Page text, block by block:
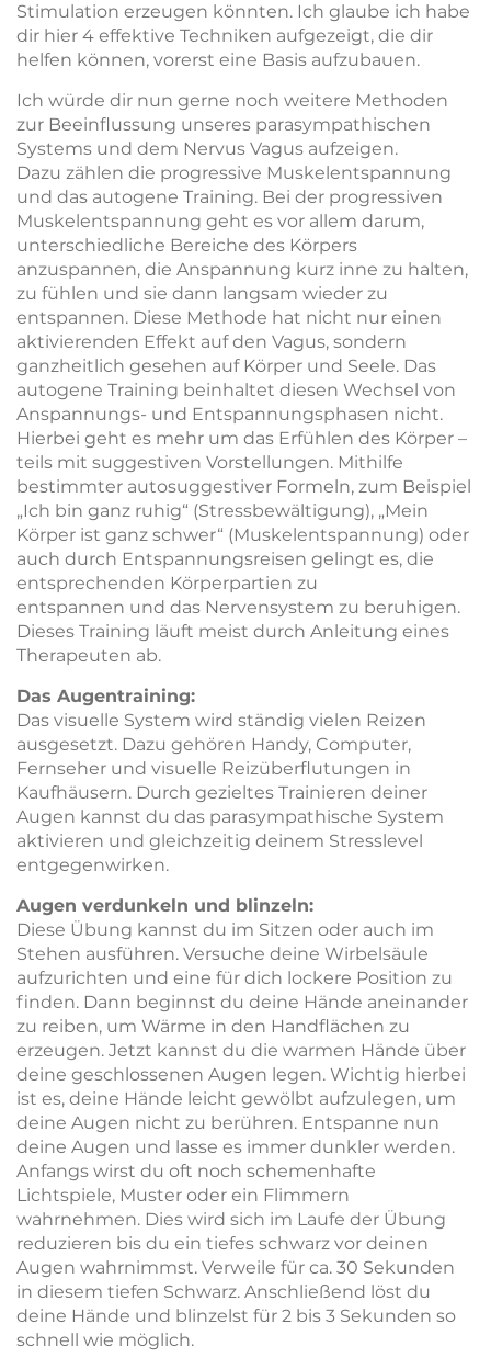
Stimulation erzeugen könnten. Ich glaube ich habe
dir hier 4 effektive Techniken aufgezeigt, die dir
helfen können, vorerst eine Basis aufzubauen.
Ich würde dir nun gerne noch weitere Methoden
zur Beeinflussung unseres parasympathischen
Systems und dem Nervus Vagus aufzeigen.
Dazu zählen die progressive Muskelentspannung
und das autogene Training. Bei der progressiven
Muskelentspannung geht es vor allem darum,
unterschiedliche Bereiche des Körpers
anzuspannen, die Anspannung kurz inne zu halten,
zu fühlen und sie dann langsam wieder zu
entspannen. Diese Methode hat nicht nur einen
aktivierenden Effekt auf den Vagus, sondern
ganzheitlich gesehen auf Körper und Seele. Das
autogene Training beinhaltet diesen Wechsel von
Anspannungs- und Entspannungsphasen nicht.
Hierbei geht es mehr um das Erfühlen des Körper –
teils mit suggestiven Vorstellungen. Mithilfe
bestimmter autosuggestiver Formeln, zum Beispiel
„Ich bin ganz ruhig“ (Stressbewältigung), „Mein
Körper ist ganz schwer“ (Muskelentspannung) oder
auch durch Entspannungsreisen gelingt es, die
entsprechenden Körperpartien zu
entspannen und das Nervensystem zu beruhigen.
Dieses Training läuft meist durch Anleitung eines
Therapeuten ab.
Das Augentraining:
Das visuelle System wird ständig vielen Reizen
ausgesetzt. Dazu gehören Handy, Computer,
Fernseher und visuelle Reizüberflutungen in
Kaufhäusern. Durch gezieltes Trainieren deiner
Augen kannst du das parasympathische System
aktivieren und gleichzeitig deinem Stresslevel
entgegenwirken.
Augen verdunkeln und blinzeln:
Diese Übung kannst du im Sitzen oder auch im
Stehen ausführen. Versuche deine Wirbelsäule
aufzurichten und eine für dich lockere Position zu
finden. Dann beginnst du deine Hände aneinander
zu reiben, um Wärme in den Handflächen zu
erzeugen. Jetzt kannst du die warmen Hände über
deine geschlossenen Augen legen. Wichtig hierbei
ist es, deine Hände leicht gewölbt aufzulegen, um
deine Augen nicht zu berühren. Entspanne nun
deine Augen und lasse es immer dunkler werden.
Anfangs wirst du oft noch schemenhafte
Lichtspiele, Muster oder ein Flimmern
wahrnehmen. Dies wird sich im Laufe der Übung
reduzieren bis du ein tiefes schwarz vor deinen
Augen wahrnimmst. Verweile für ca. 30 Sekunden
in diesem tiefen Schwarz. Anschließend löst du
deine Hände und blinzelst für 2 bis 3 Sekunden so
schnell wie möglich.